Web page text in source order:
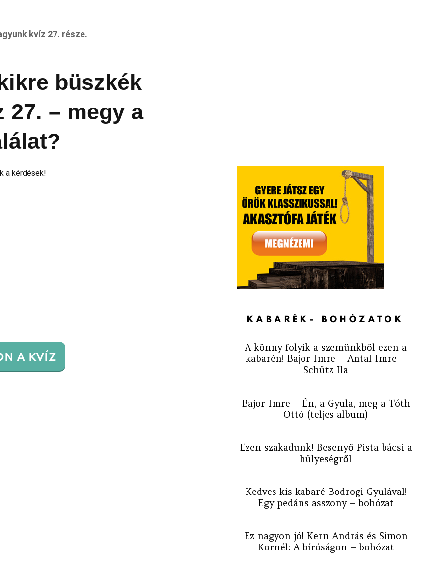
kvíz 27. része.
büszkék
27. – megy a
a kérdések!
A KVÍZ
KABARÉK- BOHÓZATOK
A könny folyik a szemünkből ezen a
kabarén! Bajor Imre – Antal Imre –
Schütz Ila
Bajor Imre – Én, a Gyula, meg a Tóth
Ottó (teljes album)
Ezen szakadunk! Besenyő Pista bácsi a
hülyeségről
Kedves kis kabaré Bodrogi Gyulával!
Egy pedáns asszony – bohózat
Ez nagyon jó! Kern András és Simon
Kornél: A bíróságon – bohózat